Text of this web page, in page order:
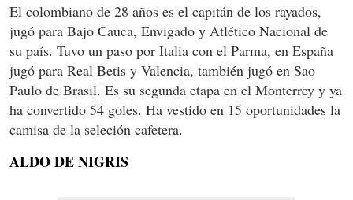
El colombiano de 28 años es el capitán de los rayados,
jugó para Bajo Cauca, Envigado y Atlético Nacional de
su país. Tuvo un paso por Italia con el Parma, en España
jugó para Real Betis y Valencia, también jugó en Sao
Paulo de Brasil. Es su segunda etapa en el Monterrey y ya
ha convertido 54 goles. Ha vestido en 15 oportunidades la
camisa de la seleción cafetera.
ALDO DE NIGRIS